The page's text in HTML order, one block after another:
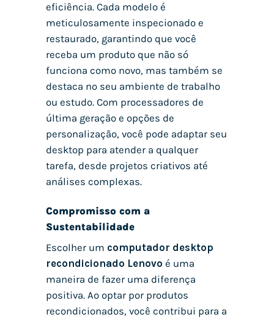
eficiência. Cada modelo é
meticulosamente inspecionado e
restaurado, garantindo que você
receba um produto que não só
funciona como novo, mas também se
destaca no seu ambiente de trabalho
ou estudo. Com processadores de
última geração e opções de
personalização, você pode adaptar seu
desktop para atender a qualquer
tarefa, desde projetos criativos até
análises complexas.
Compromisso com a
Sustentabilidade
Escolher um computador desktop
recondicionado Lenovo é uma
maneira de fazer uma diferença
positiva. Ao optar por produtos
recondicionados, você contribui para a